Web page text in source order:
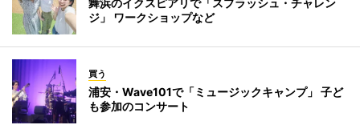
舞浜のイクスピアリで「スプラッシュ・チャレン
ジ」 ワークショップなど
買う
浦安・Wave101で「ミュージックキャンプ」 子ど
も参加のコンサート